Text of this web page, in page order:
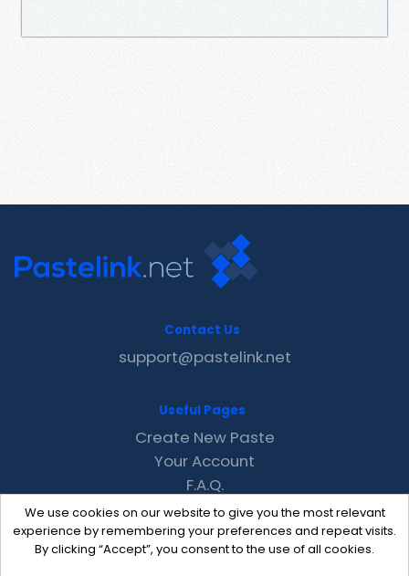
We use cookies on our website to give you the most relevant
experience by remembering your preferences and repeat visits.
By clicking “Accept”, you consent to the use of all cookies.
Contact Us
support@pastelink.net
Useful Pages
Create New Paste
Your Account
F.A.Q.
Recent
Contact